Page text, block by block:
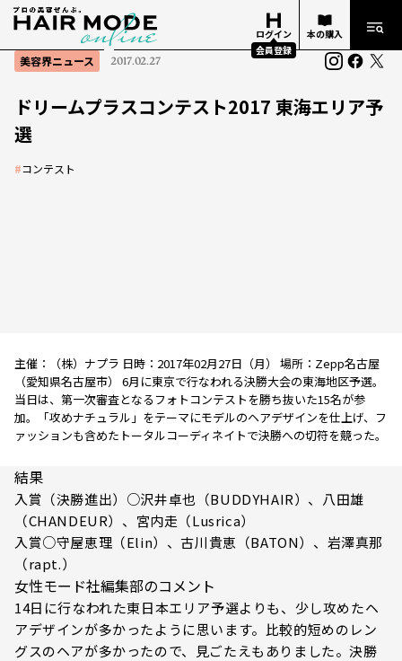
ログイン
会員登録
本の購入
美容界ニュース 2017.02.27
ドリームプラスコンテスト2017 東海エリア予
選
#コンテスト
主催：（株）ナプラ 日時：2017年02月27日（月） 場所：Zepp名古屋
（愛知県名古屋市） 6月に東京で行なわれる決勝大会の東海地区予選。
当日は、第一次審査となるフォトコンテストを勝ち抜いた15名が参
加。「攻めナチュラル」をテーマにモデルのヘアデザインを仕上げ、フ
ァッションも含めたトータルコーディネイトで決勝への切符を競った。
結果
入賞（決勝進出）○沢井卓也（BUDDYHAIR）、八田雄
（CHANDEUR）、宮内走（Lusrica）
入賞○守屋恵理（Elin）、古川貴恵（BATON）、岩澤真那
（rapt.）
女性モード社編集部のコメント
14日に行なわれた東日本エリア予選よりも、少し攻めたヘ
アデザインが多かったように思います。比較的短めのレン
グスのヘアが多かったので、見ごたえもありました。決勝